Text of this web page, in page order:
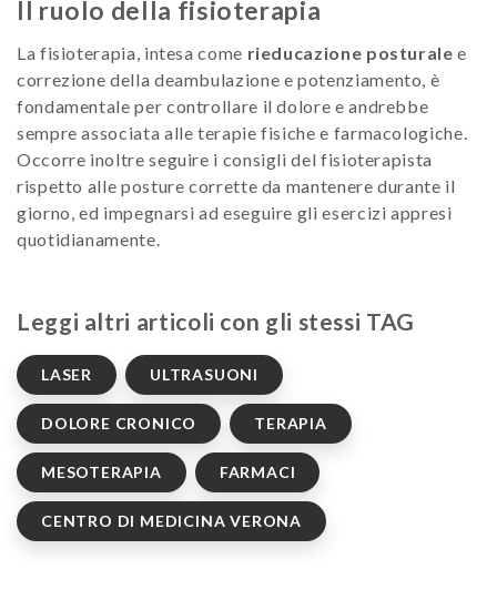
Il ruolo della fisioterapia
La fisioterapia, intesa come rieducazione posturale e
correzione della deambulazione e potenziamento, è
fondamentale per controllare il dolore e andrebbe
sempre associata alle terapie fisiche e farmacologiche.
Occorre inoltre seguire i consigli del fisioterapista
rispetto alle posture corrette da mantenere durante il
giorno, ed impegnarsi ad eseguire gli esercizi appresi
quotidianamente.
Leggi altri articoli con gli stessi TAG
LASER ULTRASUONI
DOLORE CRONICO TERAPIA
MESOTERAPIA FARMACI
CENTRO DI MEDICINA VERONA